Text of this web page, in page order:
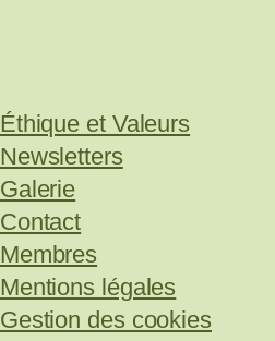
Éthique et Valeurs
Newsletters
Galerie
Contact
Membres
Mentions légales
Gestion des cookies